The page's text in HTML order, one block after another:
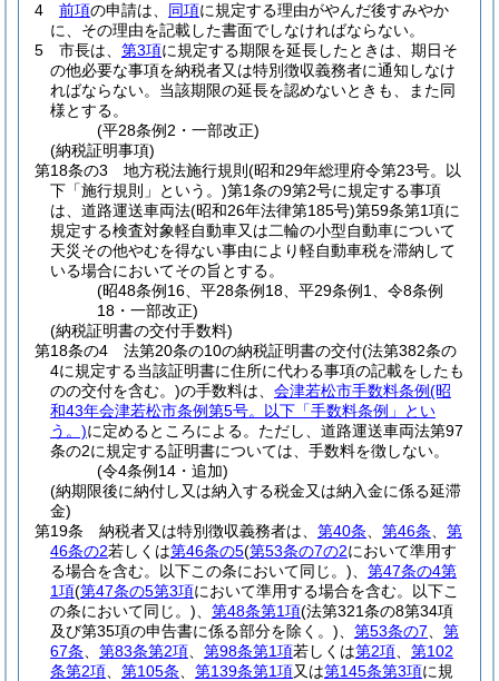
4
前項の申請は、 同項に規定する理由がやんだ後すみやか
に、その理由を記載した書面でしなければならない。
5
市長は、 第3項に規定する期限を延長したときは、期日そ
の他必要な事項を納税者又は特別徴収義務者に通知しなけ
ればならない。 当該期限の延長を認めないときも、また同
様とする。
(平28条例2・一部改正)
(納税証明事項)
第18条の3
地方税法施行規則 (昭和29年総理府令第23号。以
下「施行規則」という。)第1条の9第2号に規定する事項
は、道路運送車両法(昭和26年法律第185号)第59条第1項に
規定する検査対象軽自動車又は二輪の小型自動車について
天災その他やむを得ない事由により軽自動車税を滞納して
いる場合においてその旨とする。
(昭48条例16、平28条例18、平29条例1、令8条例
18・一部改正)
(納税証明書の交付手数料)
第18条の4
法第20条の10の納税証明書の交付(法第382条の
4に規定する当該証明書に住所に代わる事項の記載をしたも
のの交付を含む。)の手数料は、 会津若松市手数料条例(昭
和43年会津若松市条例第5号。以下「手数料条例」とい
う。)に定めるところによる。 ただし、道路運送車両法第97
条の2に規定する証明書については、手数料を徴しない。
(令4条例14・追加)
(納期限後に納付し又は納入する税金又は納入金に係る延滞
金)
第19条
納税者又は特別徴収義務者は、 第40条 第46条
第
46条の2若しくは第46条の5(第53条の7の2において準用す
る場合を含む。以下この条において同じ。)
第47条の4第
1項(第47条の5第3項において準用する場合を含む。以下こ
の条において同じ。)
第48条第1項(法第321条の8第34項
及び第35項の申告書に係る部分を除く。)
第53条の7
第
67条
第83条第2項 第98条第1項若しくは第2項
第102
条第2項
第105条 第139条第1項又は第145条第3項に規